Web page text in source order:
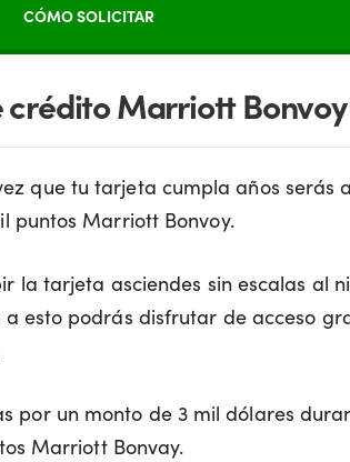
CÓMO SOLICITAR
Marriott
que tu tarjeta cumpla años serás
puntos Marriott Bonvoy.
la tarjeta asciendes sin escalas al
esto podrás disfrutar de acceso
por un monto de 3 mil dólares
Marriott Bonvay.